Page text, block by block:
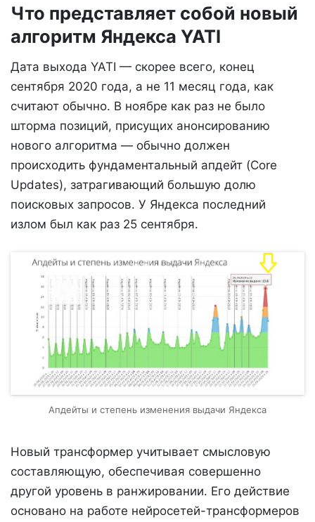
Что представляет собой новый
алгоритм Яндекса YATI
Дата выхода YATI — скорее всего, конец
сентября 2020 года, а не 11 месяц года, как
считают обычно. В ноябре как раз не было
шторма позиций, присущих анонсированию
нового алгоритма — обычно должен
происходить фундаментальный апдейт (Core
Updates), затрагивающий большую долю
поисковых запросов. У Яндекса последний
излом был как раз 25 сентября.
Апдейты и степень изменения выдачи Яндекса
Новый трансформер учитывает смысловую
составляющую, обеспечивая совершенно
другой уровень в ранжировании. Его действие
основано на работе нейросетей-трансформеров